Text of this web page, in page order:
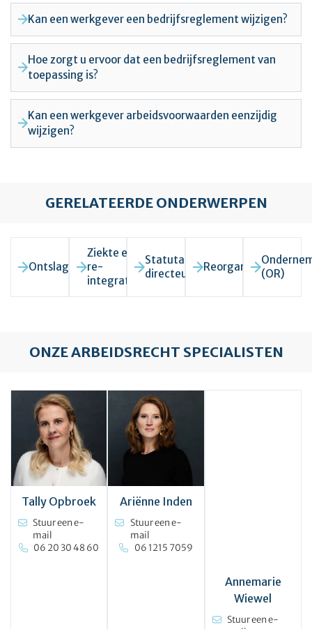
Kan een werkgever een bedrijfsreglement wijzigen?
Hoe zorgt u ervoor dat een bedrijfsreglement van
toepassing is?
Kan een werkgever arbeidsvoorwaarden eenzijdig
wijzigen?
GERELATEERDE ONDERWERPEN
Ontslagrecht
Ziekte en
re-
integratie
Statutair
directeur
Reorganisatie
(OR)
ONZE ARBEIDSRECHT SPECIALISTEN
Tally Opbroek
Stuur een e-
mail
06 20 30 48 60
Ariënne Inden
Stuur een e-
mail
06 1215 7059
Annemarie
Wiewel
Stuur een e-